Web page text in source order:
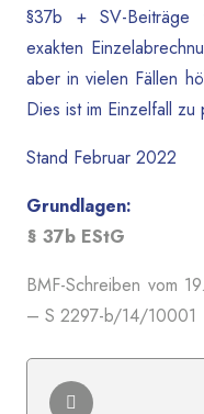
§37b + SV-
exakten
aber in vielen Fällen
Dies ist im Einzelfall zu
Stand Februar 2022
Grundlagen:
§ 37b EStG
BMF-Schreiben vom
– S 2297-b/14/10001